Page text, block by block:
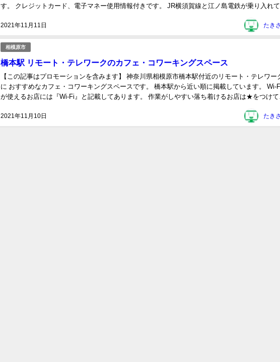
2021年11月11日
す。 クレジットカード、電子マネー使用情報付きです。 JR横須賀線と江ノ島電鉄が乗り入れて
たき
相模原市
橋本駅 リモート・テレワークのカフェ・コワーキングスペース
2021年11月10日
【この記事はプロモーションを含みます】 神奈川県相模原市橋本駅付近のリモート・テレワー
に おすすめなカフェ・コワーキングスペースです。 橋本駅から近い順に掲載しています。 Wi-
が使えるお店には『Wi-Fi』と記載してあります。 作業がしやすい落ち着けるお店は★をつけて
たき